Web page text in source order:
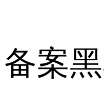
备案